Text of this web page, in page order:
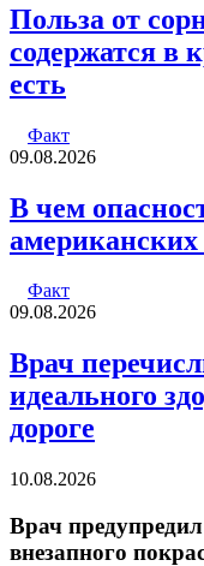
Польза от
содержатся в
есть
Факт
09.08.2026
В чем
Факт
09.08.2026
Врач
идеального
дороге
10.08.2026
Врач
внезапного